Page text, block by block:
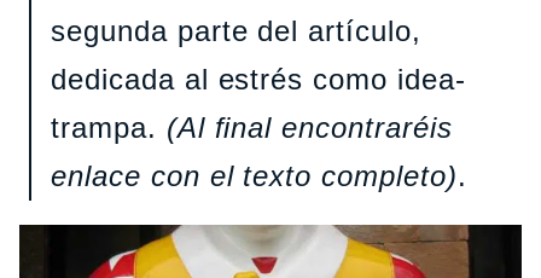
segunda parte del artículo,
dedicada al estrés como idea-
trampa. (Al final encontraréis
enlace con el texto completo).